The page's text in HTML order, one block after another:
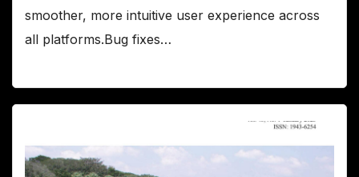
smoother, more intuitive user experience across
all platforms.Bug fixes…